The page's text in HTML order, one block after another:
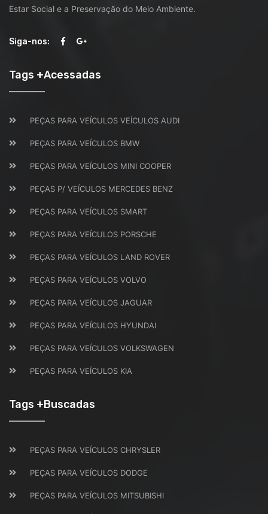
Estar Social e a Preservação do Meio Ambiente.
Siga-nos:
Tags +Acessadas
PEÇAS PARA VEÍCULOS VEÍCULOS AUDI
PEÇAS PARA VEÍCULOS BMW
PEÇAS PARA VEÍCULOS MINI COOPER
PEÇAS P/ VEÍCULOS MERCEDES BENZ
PEÇAS PARA VEÍCULOS SMART
PEÇAS PARA VEÍCULOS PORSCHE
PEÇAS PARA VEÍCULOS LAND ROVER
PEÇAS PARA VEÍCULOS VOLVO
PEÇAS PARA VEÍCULOS JAGUAR
PEÇAS PARA VEÍCULOS HYUNDAI
PEÇAS PARA VEÍCULOS VOLKSWAGEN
PEÇAS PARA VEÍCULOS KIA
Tags +Buscadas
PEÇAS PARA VEÍCULOS CHRYSLER
PEÇAS PARA VEÍCULOS DODGE
PEÇAS PARA VEÍCULOS MITSUBISHI